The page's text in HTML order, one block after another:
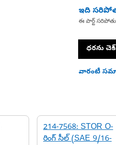
ఇది
ఈ పార్ట్
ధరను
వారంటీ
214-7568: STOR O-
రింగ్ సీల్ (SAE 9/16-